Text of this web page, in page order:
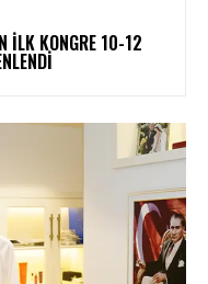
İLK KONGRE 10-12